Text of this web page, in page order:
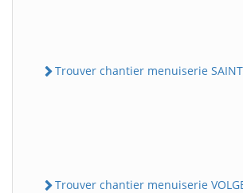
Trouver chantier menuiserie
Trouver chantier menuiserie